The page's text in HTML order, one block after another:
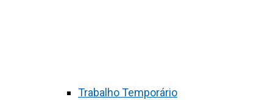
Trabalho Temporário